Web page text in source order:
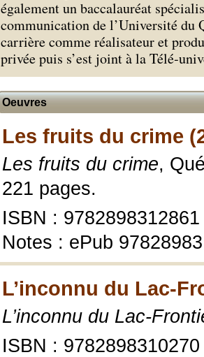
également un baccalauréat
communication de l’Université du
carrière comme réalisateur et
privée puis s’est joint à la
Oeuvres
Les fruits du crime
Les fruits du crime,
221 pages.
ISBN : 9782898312861
Notes : ePub
L’inconnu du Lac-
L’inconnu du Lac-
ISBN : 9782898310270